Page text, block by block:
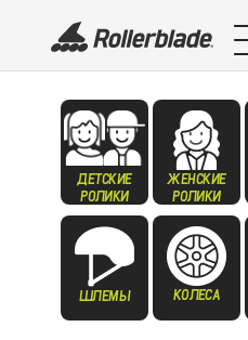
ДЕТСКИЕ
РОЛИКИ
ЖЕНСКИЕ
РОЛИКИ
ШЛЕМЫ КОЛЕСА